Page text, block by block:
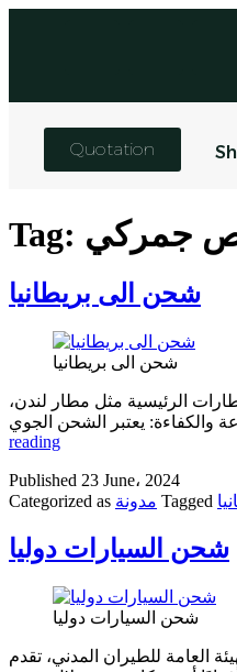
Quotation
Tag: جمركي
شحن الى بريطانيا
شحن الى بريطانيا
الرئيسية مثل مطار لندن،
reading
Published 23 June، 2024
Categorized as مدونة Tagged
شحن السيارات دوليا
شحن السيارات دوليا
العامة للطيران المدني، تقدم